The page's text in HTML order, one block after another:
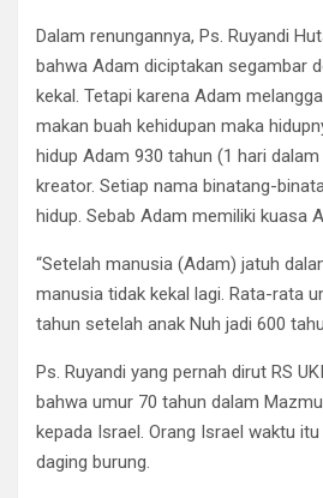
Dalam renungannya, Ps. Ruyandi
bahwa Adam diciptakan segambar
kekal. Tetapi karena Adam
makan buah kehidupan maka
hidup Adam 930 tahun (1 hari
kreator. Setiap nama binatang-
hidup. Sebab Adam memiliki kuasa
“Setelah manusia (Adam) jatuh
manusia tidak kekal lagi. Rata-rata
tahun setelah anak Nuh jadi 600
Ps. Ruyandi yang pernah dirut RS
bahwa umur 70 tahun dalam
kepada Israel. Orang Israel waktu
daging burung.